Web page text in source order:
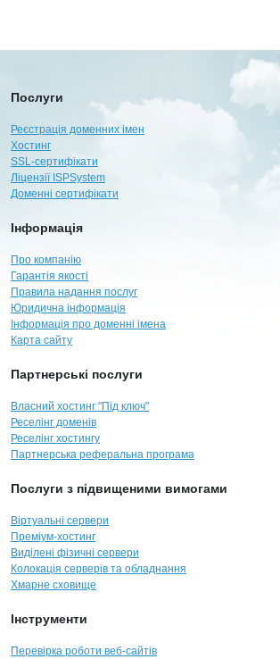
Послуги
Реєстрація доменних імен
Хостинг
SSL-сертифікати
Ліцензії ISPSystem
Доменні сертифікати
Інформація
Про компанію
Гарантія якості
Правила надання послуг
Юридична інформація
Інформація про доменні імена
Карта сайту
Партнерські послуги
Власний хостинг "Під ключ"
Реселінг доменів
Реселінг хостингу
Партнерська реферальна програма
Послуги з підвищеними вимогами
Віртуальні сервери
Преміум-хостинг
Виділені фізичні сервери
Колокація серверів та обладнання
Хмарне сховище
Інструменти
Перевірка роботи веб-сайтів